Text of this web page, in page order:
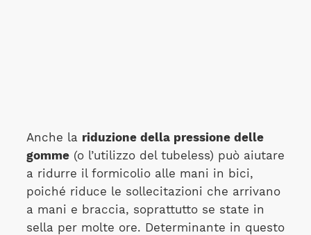
Anche la riduzione della pressione delle
gomme(o l’utilizzo del tubeless) può aiutare
a ridurre il formicolio alle mani in bici,
poiché riduce le sollecitazioni che arrivano
a mani e braccia, soprattutto se state in
sella per molte ore. Determinante in questo